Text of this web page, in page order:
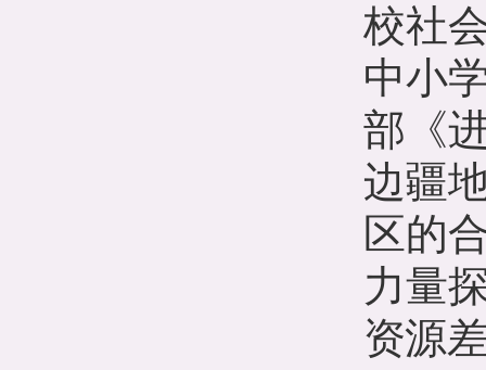
校社
中小
部《
边疆
区的
力量
资源